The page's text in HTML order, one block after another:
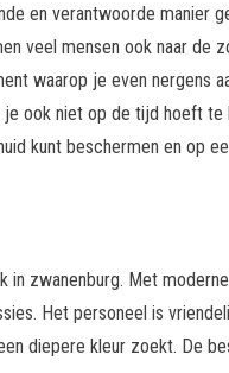
en verantwoorde manier
veel mensen ook naar de
waarop je even nergens
ook niet op de tijd hoeft
kunt beschermen en op
zwanenburg. Met
Het personeel is
diepere kleur zoekt. De